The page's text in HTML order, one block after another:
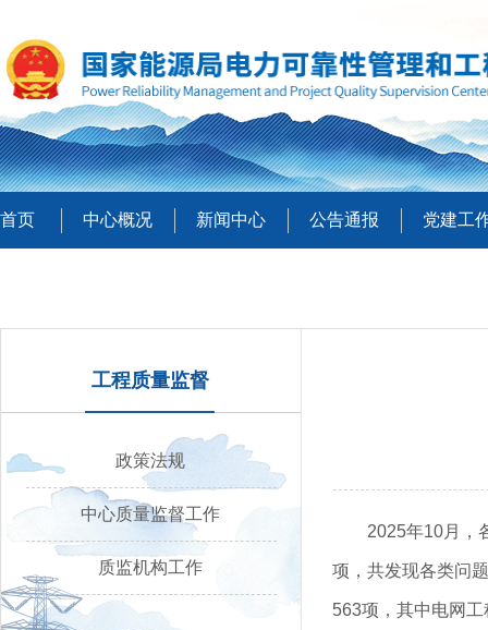
首页 中心概况 新闻中心 公告通报 党建工
工程质量监督
政策法规
中心质量监督工作
质监机构工作
2025年10月，
项，共发现各类问
563项，其中电网